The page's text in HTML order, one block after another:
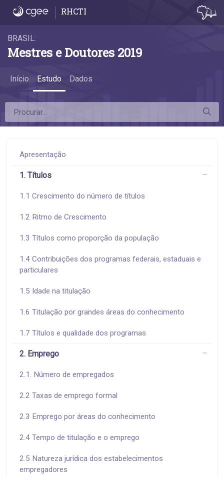
6.1 Remuneração média - 6.1
RHCTI
BRASIL:
Mestres e Doutores 2019
Início Estudo Dados
Apresentação
1. Títulos
1.1 Crescimento do número de títulos
1.2 Ritmo de Crescimento
1.3 Títulos como proporção da população
1.4 Contribuições dos programas federais, estaduais e
particulares
1.5 Idade na titulação
1.6 Titulação por grandes áreas do conhecimento
1.7 Títulos e qualidade dos programas
2. Emprego
2.1. Número de empregados
2.2 Taxas de emprego formal
2.3 Emprego por áreas do conhecimento
2.4 Tempo de titulação e o emprego
2.5 Natureza jurídica dos estabelecimentos
empregadores